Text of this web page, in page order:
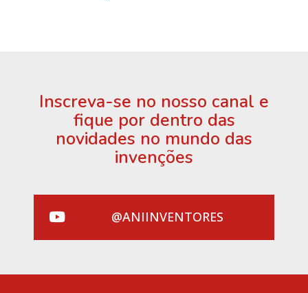
Inscreva-se no nosso canal e
fique por dentro das
novidades no mundo das
invenções
@ANIINVENTORES